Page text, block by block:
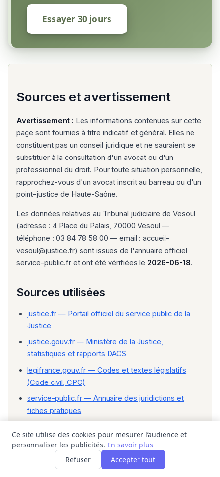
Essayer 30 jours
Sources et avertissement
Avertissement : Les informations contenues sur cette
page sont fournies à titre indicatif et général. Elles ne
constituent pas un conseil juridique et ne sauraient se
substituer à la consultation d'un avocat ou d'un
professionnel du droit. Pour toute situation personnelle,
rapprochez-vous d'un avocat inscrit au barreau ou d'un
point-justice de Haute-Saône.
Les données relatives au Tribunal judiciaire de Vesoul
(adresse : 4 Place du Palais, 70000 Vesoul —
téléphone : 03 84 78 58 00 — email : accueil-
vesoul@justice.fr) sont issues de l'annuaire officiel
service-public.fr et ont été vérifiées le 2026-06-18.
Sources utilisées
justice.fr — Portail officiel du service public de la
Justice
justice.gouv.fr — Ministère de la Justice,
statistiques et rapports DACS
legifrance.gouv.fr — Codes et textes législatifs
(Code civil, CPC)
service-public.fr — Annuaire des juridictions et
fiches pratiques
Dernière mise à jour : 2026-06-18.
Délais JAF dans les tribunaux du ressort
Ce site utilise des cookies pour mesurer l’audience et
personnaliser les publicités. En savoir plus
Refuser
Accepter tout